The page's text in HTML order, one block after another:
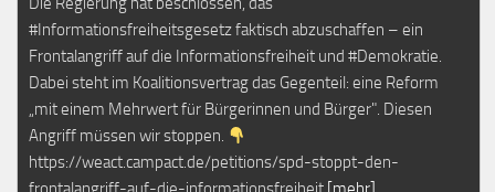
#Informationsfreiheitsgesetz faktisch abzuschaffen – ein
Frontalangriff auf die Informationsfreiheit und #Demokratie.
Dabei steht im Koalitionsvertrag das Gegenteil: eine Reform
„mit einem Mehrwert für Bürgerinnen und Bürger". Diesen
Angriff müssen wir stoppen.
https://weact.campact.de/petitions/spd-stoppt-den-